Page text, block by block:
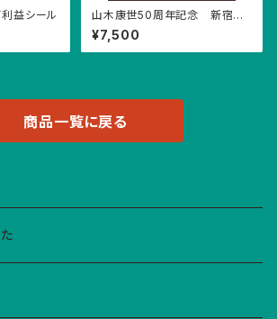
益シール
山木康世50周年記念 新宿文
化センターＤＶＤ
¥7,500
商品一覧に戻る